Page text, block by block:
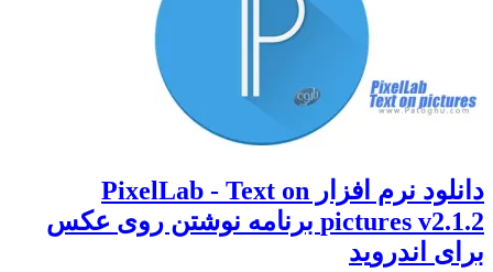
دانلود نرم افزار PixelLab - Text on
pictures v2.1.2 برنامه نوشتن روی عکس
اندروید